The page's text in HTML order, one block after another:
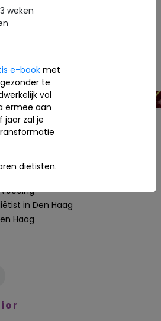
van wijzigen in voeding en
in Den Haag
Haag
weken
e-book met
te
vol
ermee aan
jaar zal je
diëtisten.